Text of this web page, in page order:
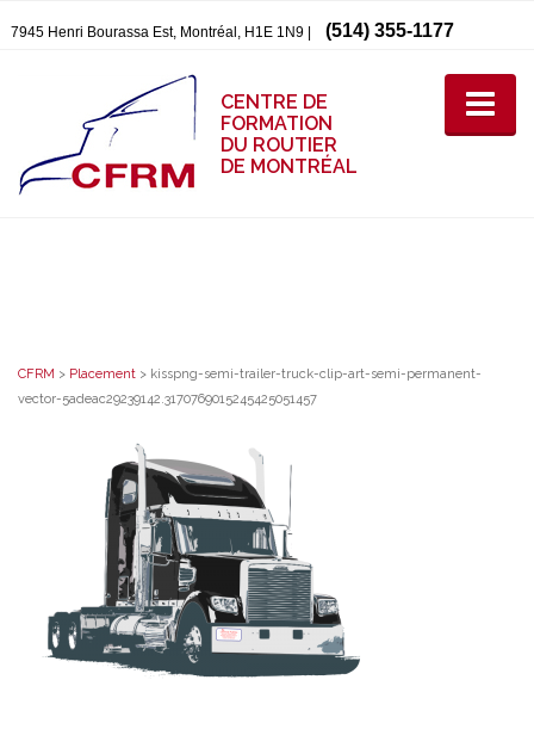
7945 Henri Bourassa Est, Montréal, H1E 1N9 | (514) 355-1177
CENTRE DE
FORMATION
DU ROUTIER
DE MONTRÉAL
CFRM > Placement > kisspng-semi-trailer-truck-clip-art-semi-permanent-
vector-5adeac29239142.3170769015245425051457